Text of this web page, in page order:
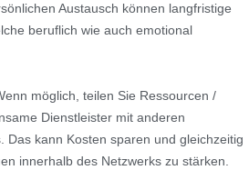
Austausch können langfristige
beruflich wie auch emotional
möglich, teilen Sie Ressourcen /
Dienstleister mit anderen
Das kann Kosten sparen und gleichzeitig
innerhalb des Netzwerks zu stärken.